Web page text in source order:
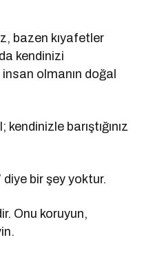
bazen kıyafetler
kendinizi
olmanın doğal
barıştığınız
diye bir şey yoktur.
Onu koruyun,